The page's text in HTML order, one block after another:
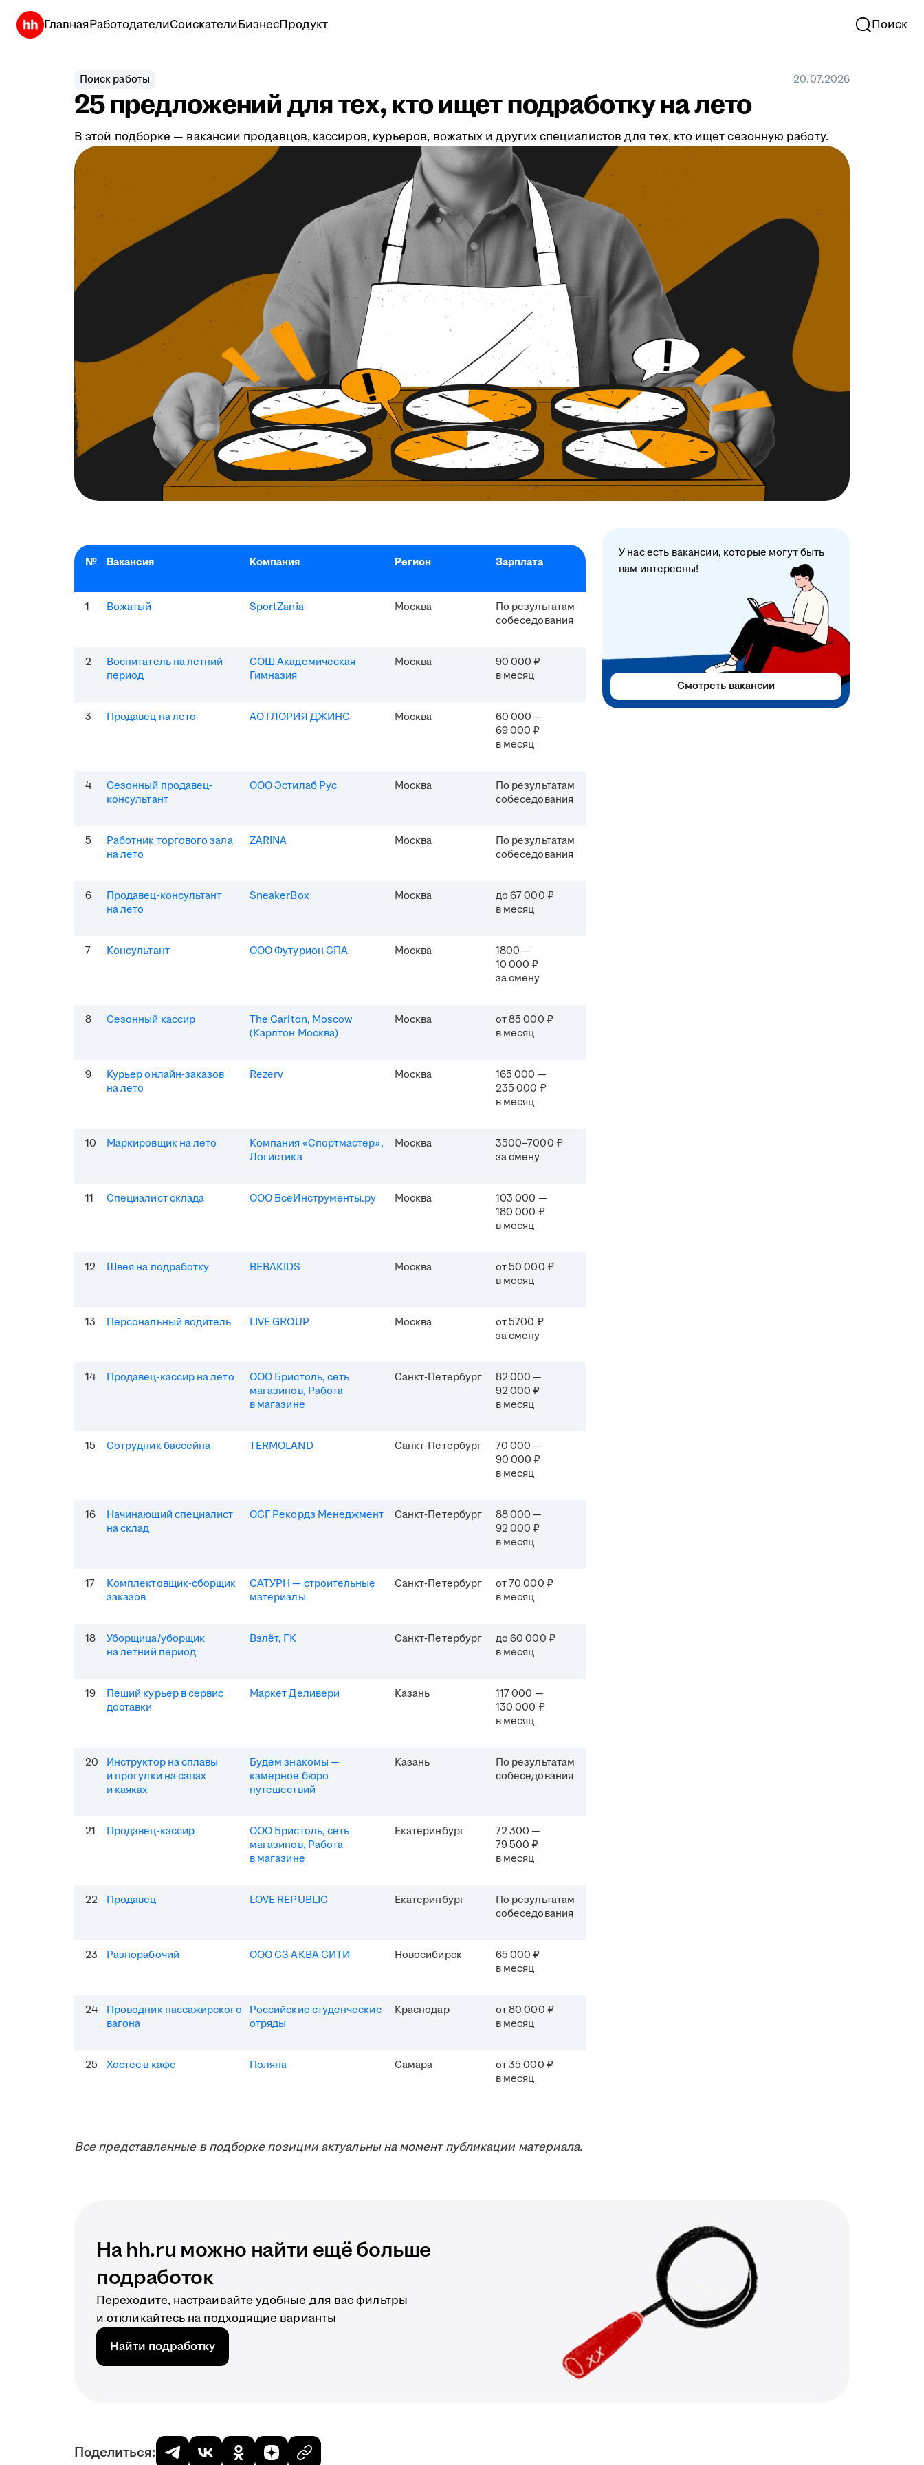
ГлавнаяРаботодателиСоискателиБизнесПродукт Поиск
Поиск работы 20.07.2026
25 предложений для тех, кто ищет подработку на лето
В этой подборке — вакансии продавцов, кассиров, курьеров, вожатых и других специалистов для тех, кто ищет сезонную работу.
№ Вакансия Компания Регион Зарплата
1 Вожатый SportZania Москва
По результатам
собеседования
2
Воспитатель на летний
период
СОШ Академическая
Гимназия
Москва
90 000 ₽
в месяц
3 Продавец на лето АО ГЛОРИЯ ДЖИНС Москва
60 000 —
69 000 ₽
в месяц
4
Сезонный продавец-
консультант
ООО Эстилаб Рус Москва
По результатам
собеседования
5
Работник торгового зала
на лето
ZARINA Москва
По результатам
собеседования
6
Продавец-консультант
на лето
SneakerBox Москва
до 67 000 ₽
в месяц
7 Консультант ООО Футурион СПА Москва
1800 —
10 000 ₽
за смену
8 Сезонный кассир
The Carlton, Moscow
(Карлтон Москва)
Москва
от 85 000 ₽
в месяц
9
Курьер онлайн-заказов
на лето
Rezerv Москва
165 000 —
235 000 ₽
в месяц
10 Маркировщик на лето
Компания «Спортмастер»,
Логистика
Москва
3500–7000 ₽
за смену
11 Специалист склада ООО ВсеИнструменты.ру Москва
103 000 —
180 000 ₽
в месяц
12 Швея на подработку BEBAKIDS Москва
от 50 000 ₽
в месяц
13 Персональный водитель LIVE GROUP Москва
от 5700 ₽
за смену
14 Продавец-кассир на лето
ООО Бристоль, сеть
магазинов, Работа
в магазине
Санкт-Петербург
82 000 —
92 000 ₽
в месяц
15 Сотрудник бассейна TERMOLAND Санкт-Петербург
70 000 —
90 000 ₽
в месяц
16
Начинающий специалист
на склад
ОСГ Рекордз Менеджмент Санкт-Петербург
88 000 —
92 000 ₽
в месяц
17
Комплектовщик-сборщик
заказов
САТУРН — строительные
материалы
Санкт-Петербург
от 70 000 ₽
в месяц
18
Уборщица/уборщик
на летний период
Взлёт, ГК Санкт-Петербург
до 60 000 ₽
в месяц
19
Пеший курьер в сервис
доставки
Маркет Деливери Казань
117 000 —
130 000 ₽
в месяц
20
Инструктор на сплавы
и прогулки на сапах
и каяках
Будем знакомы —
камерное бюро
путешествий
Казань
По результатам
собеседования
21 Продавец-кассир
ООО Бристоль, сеть
магазинов, Работа
в магазине
Екатеринбург
72 300 —
79 500 ₽
в месяц
22 Продавец LOVE REPUBLIC Екатеринбург
По результатам
собеседования
23 Разнорабочий ООО СЗ АКВА СИТИ Новосибирск
65 000 ₽
в месяц
24
Проводник пассажирского
вагона
Российские студенческие
отряды
Краснодар
от 80 000 ₽
в месяц
25 Хостес в кафе Поляна Самара
от 35 000 ₽
в месяц
Все представленные в подборке позиции актуальны на момент публикации материала.
У нас есть вакансии, которые могут быть
вам интересны!
Смотреть вакансии
На hh.ru можно найти ещё больше
подработок
Переходите, настраивайте удобные для вас фильтры
и откликайтесь на подходящие варианты
Найти подработку
Поделиться: